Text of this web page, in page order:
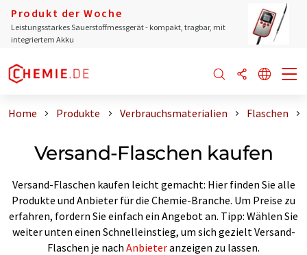
Produkt der Woche
Leistungsstarkes Sauerstoffmessgerät - kompakt, tragbar, mit
integriertem Akku
Home Produkte Verbrauchsmaterialien Flaschen
Versand-Flaschen kaufen
Versand-Flaschen kaufen leicht gemacht: Hier finden Sie alle
Produkte und Anbieter für die Chemie-Branche. Um Preise zu
erfahren, fordern Sie einfach ein Angebot an. Tipp: Wählen Sie
weiter unten einen Schnelleinstieg, um sich gezielt Versand-
Flaschen je nach Anbieteranzeigen zu lassen.